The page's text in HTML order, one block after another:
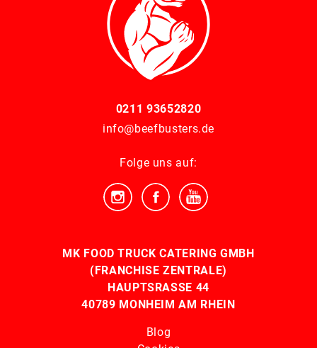
0211 93652820
info@beefbusters.de
Folge uns auf:
MK FOOD TRUCK CATERING GMBH
(FRANCHISE ZENTRALE)
HAUPTSRASSE 44
40789 MONHEIM AM RHEIN
Blog